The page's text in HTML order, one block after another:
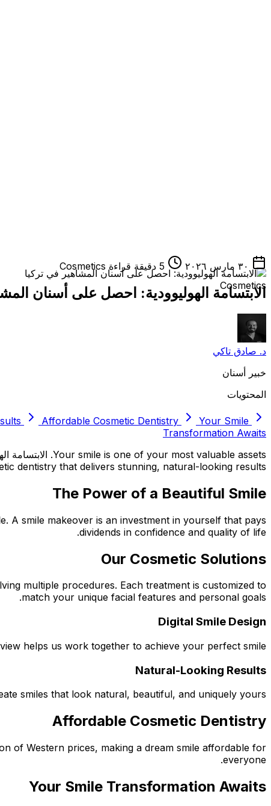
Cosmetics
Cosmetics
الابتسامة الهوليوودية: احصل على أسنان
د. صادق تاكي
خبير أسنان
المحتويات
Affordable Cosmetic Dentistry
Your Smile
Transformation Awaits
dentistry that delivers stunning, natural-looking results.
The Power of a Beautiful Smile
A smile makeover is an investment in yourself that pays
dividends in confidence and quality of life.
Our Cosmetic Solutions
multiple procedures. Each treatment is customized to
match your unique facial features and personal goals.
Digital Smile Design
helps us work together to achieve your perfect smile.
Natural-Looking Results
smiles that look natural, beautiful, and uniquely yours.
Affordable Cosmetic Dentistry
of Western prices, making a dream smile affordable for
everyone.
Your Smile Transformation Awaits